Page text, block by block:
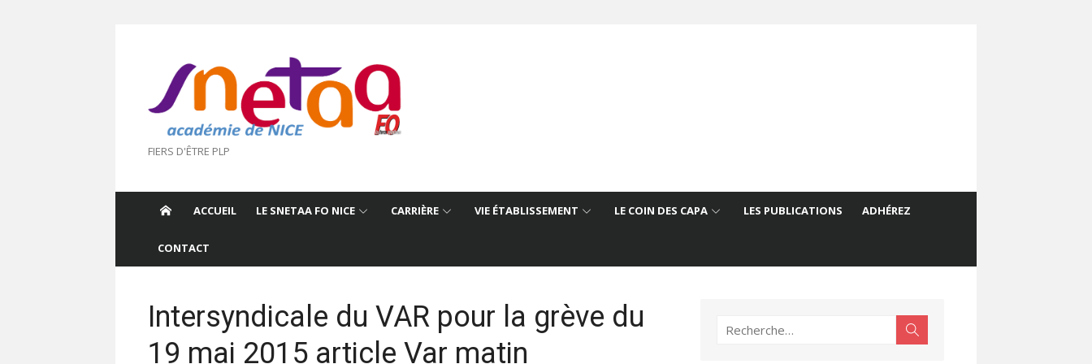
FIERS D'ÊTRE PLP
ACCUEIL LE SNETAA FO NICE CARRIÈRE VIE ÉTABLISSEMENT LE COIN DES CAPA LES PUBLICATIONS ADHÉREZ
CONTACT
Intersyndicale du VAR pour la grève du
19 mai 2015 article Var matin
Recherche